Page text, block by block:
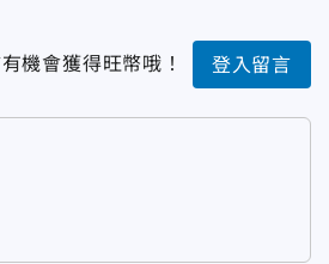
機會獲得旺幣哦！ 登入留言